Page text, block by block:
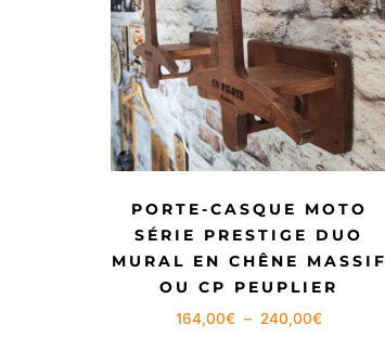
PORTE-CASQUE MOTO
SÉRIE PRESTIGE DUO
MURAL EN CHÊNE MASSIF
OU CP PEUPLIER
164,00€ – 240,00€